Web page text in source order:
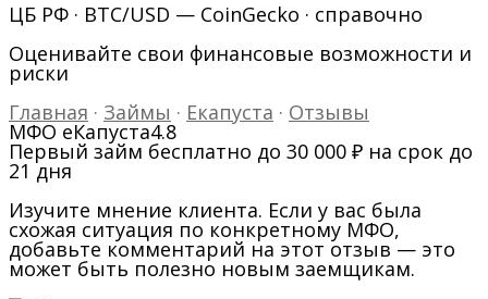
ЦБ РФ · BTC/USD — CoinGecko · справочно
Оценивайте свои финансовые возможности и
риски
Главная · Займы · Екапуста · Отзывы
МФО еКапуста4.8
Первый займ бесплатно до 30 000 ₽ на срок до
21 дня
Изучите мнение клиента. Если у вас была
схожая ситуация по конкретному МФО,
добавьте комментарий на этот отзыв — это
может быть полезно новым заемщикам.